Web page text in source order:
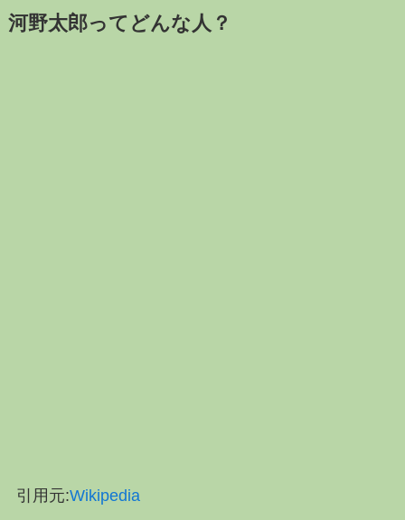
河野太郎ってどんな人？
引用元:Wikipedia